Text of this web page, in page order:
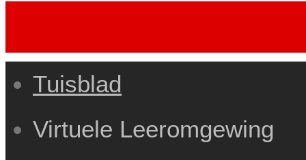
Tuisblad
Virtuele Leeromgewing